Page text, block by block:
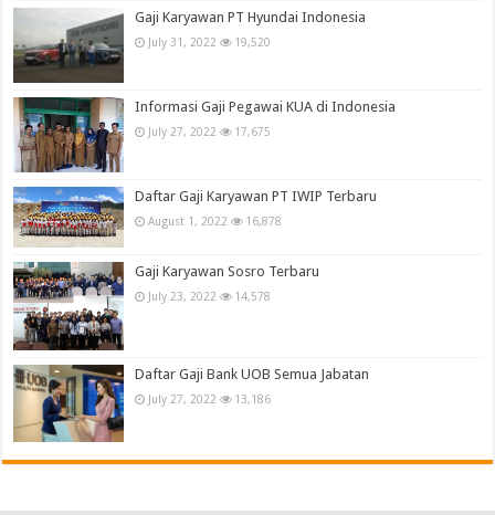
Gaji Karyawan PT Hyundai Indonesia
July 31, 2022 19,520
Informasi Gaji Pegawai KUA di Indonesia
July 27, 2022 17,675
Daftar Gaji Karyawan PT IWIP Terbaru
August 1, 2022 16,878
Gaji Karyawan Sosro Terbaru
July 23, 2022 14,578
Daftar Gaji Bank UOB Semua Jabatan
July 27, 2022 13,186